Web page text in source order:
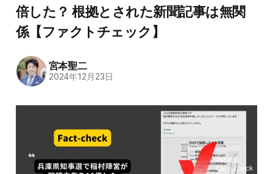
倍した？ 根拠とされた新聞記事は無関
係【ファクトチェック】
宮本聖二
2024年12月23日